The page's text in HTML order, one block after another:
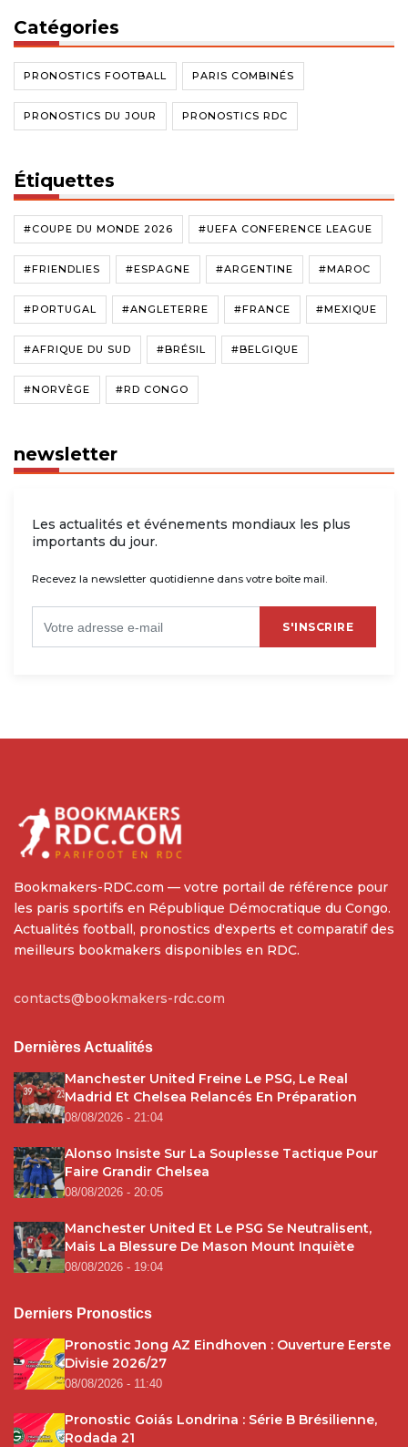
Catégories
PRONOSTICS FOOTBALL PARIS COMBINÉS
PRONOSTICS DU JOUR PRONOSTICS RDC
Étiquettes
#COUPE DU MONDE 2026 #UEFA CONFERENCE LEAGUE
#FRIENDLIES #ESPAGNE #ARGENTINE #MAROC
#PORTUGAL #ANGLETERRE #FRANCE #MEXIQUE
#AFRIQUE DU SUD #BRÉSIL #BELGIQUE
#NORVÈGE #RD CONGO
newsletter
Les actualités et événements mondiaux les plus
importants du jour.
Recevez la newsletter quotidienne dans votre boîte mail.
S'INSCRIRE
Bookmakers-RDC.com — votre portail de référence pour
les paris sportifs en République Démocratique du Congo.
Actualités football, pronostics d'experts et comparatif des
meilleurs bookmakers disponibles en RDC.
contacts@bookmakers-rdc.com
Dernières Actualités
Manchester United Freine Le PSG, Le Real
Madrid Et Chelsea Relancés En Préparation
08/08/2026 - 21:04
Alonso Insiste Sur La Souplesse Tactique Pour
Faire Grandir Chelsea
08/08/2026 - 20:05
Manchester United Et Le PSG Se Neutralisent,
Mais La Blessure De Mason Mount Inquiète
08/08/2026 - 19:04
Derniers Pronostics
Pronostic Jong AZ Eindhoven : Ouverture Eerste
Divisie 2026/27
08/08/2026 - 11:40
Pronostic Goiás Londrina : Série B Brésilienne,
Rodada 21